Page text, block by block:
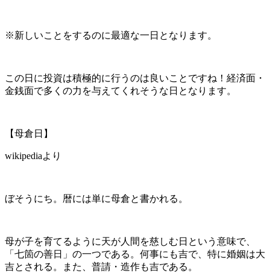
※新しいことをするのに最適な一日となります。
この日に投資は積極的に行うのは良いことですね！経済面・
金銭面で多くの力を与えてくれそうな日となります。
【母倉日】
wikipediaより
ぼそうにち。暦には単に母倉と書かれる。
母が子を育てるように天が人間を慈しむ日という意味で、
「七箇の善日」の一つである。何事にも吉で、特に婚姻は大
吉とされる。また、普請・造作も吉である。